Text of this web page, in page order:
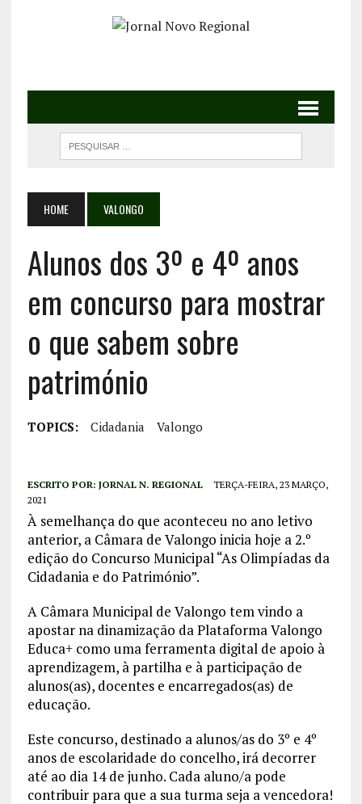
HOME VALONGO
Alunos dos 3º e 4º anos
em concurso para mostrar
o que sabem sobre
património
TOPICS: Cidadania Valongo
ESCRITO POR: JORNAL N. REGIONAL
TERÇA-FEIRA, 23 MARÇO,
2021
À semelhança do que aconteceu no ano letivo
anterior, a Câmara de Valongo inicia hoje a 2.º
edição do Concurso Municipal “As Olimpíadas da
Cidadania e do Património”.
A Câmara Municipal de Valongo tem vindo a
apostar na dinamização da Plataforma Valongo
Educa+ como uma ferramenta digital de apoio à
aprendizagem, à partilha e à participação de
alunos(as), docentes e encarregados(as) de
educação.
Este concurso, destinado a alunos/as do 3º e 4º
anos de escolaridade do concelho, irá decorrer
até ao dia 14 de junho. Cada aluno/a pode
contribuir para que a sua turma seja a vencedora!